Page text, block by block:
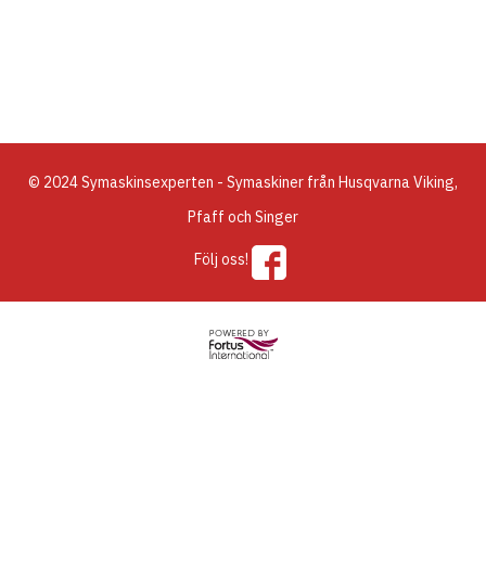
© 2024 Symaskinsexperten - Symaskiner från Husqvarna Viking,
Pfaff och Singer
Följ oss!